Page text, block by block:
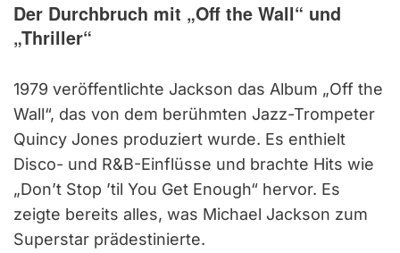
Der Durchbruch mit „Off the Wall“ und
„Thriller“
1979 veröffentlichte Jackson das Album „Off the
Wall“, das von dem berühmten Jazz-Trompeter
Quincy Jones produziert wurde. Es enthielt
Disco- und R&B-Einflüsse und brachte Hits wie
„Don’t Stop ’til You Get Enough“ hervor. Es
zeigte bereits alles, was Michael Jackson zum
Superstar prädestinierte.